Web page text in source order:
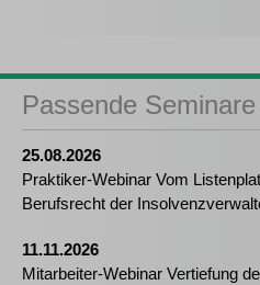
Passende Seminare
25.08.2026
Praktiker-Webinar Vom
Berufsrecht der
11.11.2026
Mitarbeiter-Webinar Vertiefung